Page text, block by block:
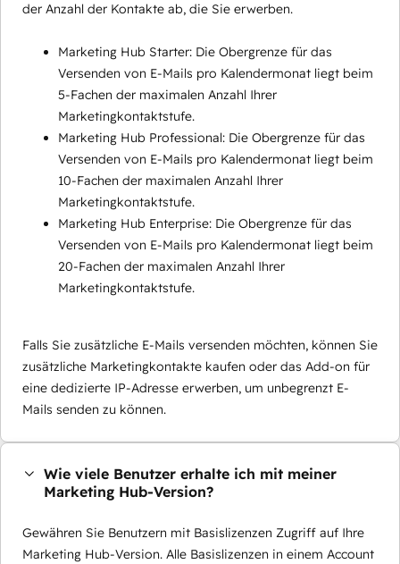
der Anzahl der Kontakte ab, die Sie erwerben.
Marketing Hub Starter: Die Obergrenze für das
Versenden von E-Mails pro Kalendermonat liegt beim
5-Fachen der maximalen Anzahl Ihrer
Marketingkontaktstufe.
Marketing Hub Professional: Die Obergrenze für das
Versenden von E-Mails pro Kalendermonat liegt beim
10-Fachen der maximalen Anzahl Ihrer
Marketingkontaktstufe.
Marketing Hub Enterprise: Die Obergrenze für das
Versenden von E-Mails pro Kalendermonat liegt beim
20-Fachen der maximalen Anzahl Ihrer
Marketingkontaktstufe.
Falls Sie zusätzliche E-Mails versenden möchten, können Sie
zusätzliche Marketingkontakte kaufen oder das Add-on für
eine dedizierte IP-Adresse erwerben, um unbegrenzt E-
Mails senden zu können.
Wie viele Benutzer erhalte ich mit meiner
Marketing Hub-Version?
Gewähren Sie Benutzern mit Basislizenzen Zugriff auf Ihre
Marketing Hub-Version. Alle Basislizenzen in einem Account